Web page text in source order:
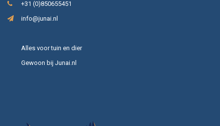
+31 (0)850655451
info@junai.nl
Alles voor tuin en dier
Gewoon bij Junai.nl